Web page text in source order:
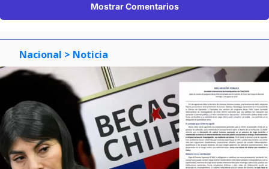
Mostrar Comentarios
Nacional > Noticia